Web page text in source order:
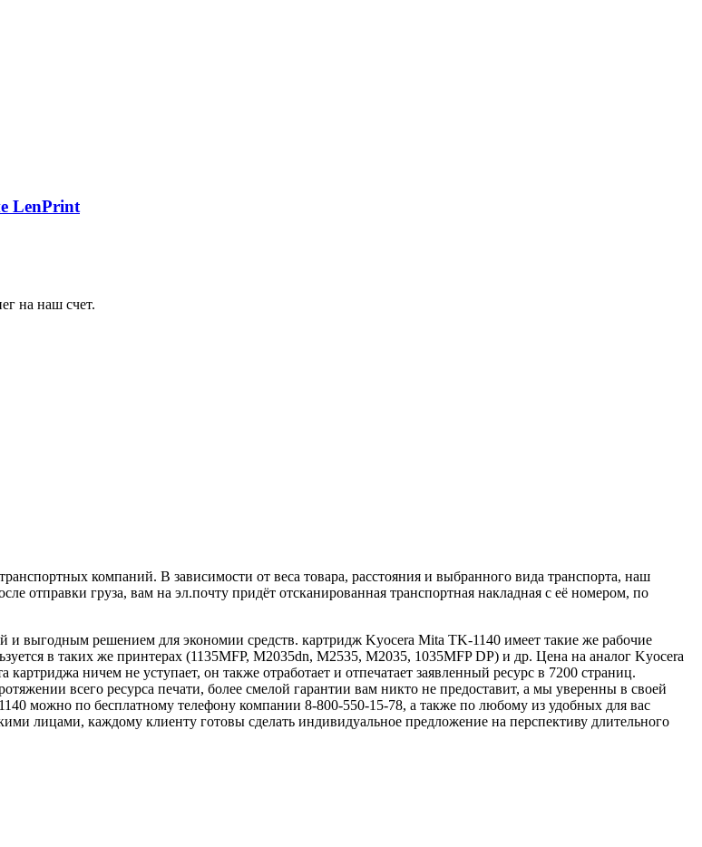
LenPrint
на наш счет.
компаний. В зависимости от веса товара, расстояния и выбранного вида транспорта, наш
отправки груза, вам на эл.почту придёт отсканированная транспортная накладная с её номером, по
и выгодным решением для экономии средств. картридж Kyocera Mita TK-1140 имеет такие же рабочие
в таких же принтерах (1135MFP, M2035dn, M2535, M2035, 1035MFP DP) и др. Цена на аналог Kyocera
ничем не уступает, он также отработает и отпечатает заявленный ресурс в 7200 страниц.
всего ресурса печати, более смелой гарантии вам никто не предоставит, а мы уверенны в своей
можно по бесплатному телефону компании 8-800-550-15-78, а также по любому из удобных для вас
лицами, каждому клиенту готовы сделать индивидуальное предложение на перспективу длительного